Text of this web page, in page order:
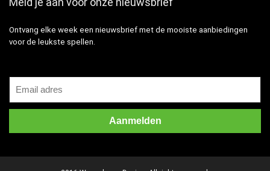
Ontvang elke week een nieuwsbrief met de mooiste aanbiedingen
voor de leukste spellen.